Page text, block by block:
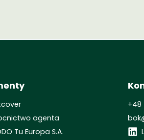
agenta
Tu Europa S.A.
+48